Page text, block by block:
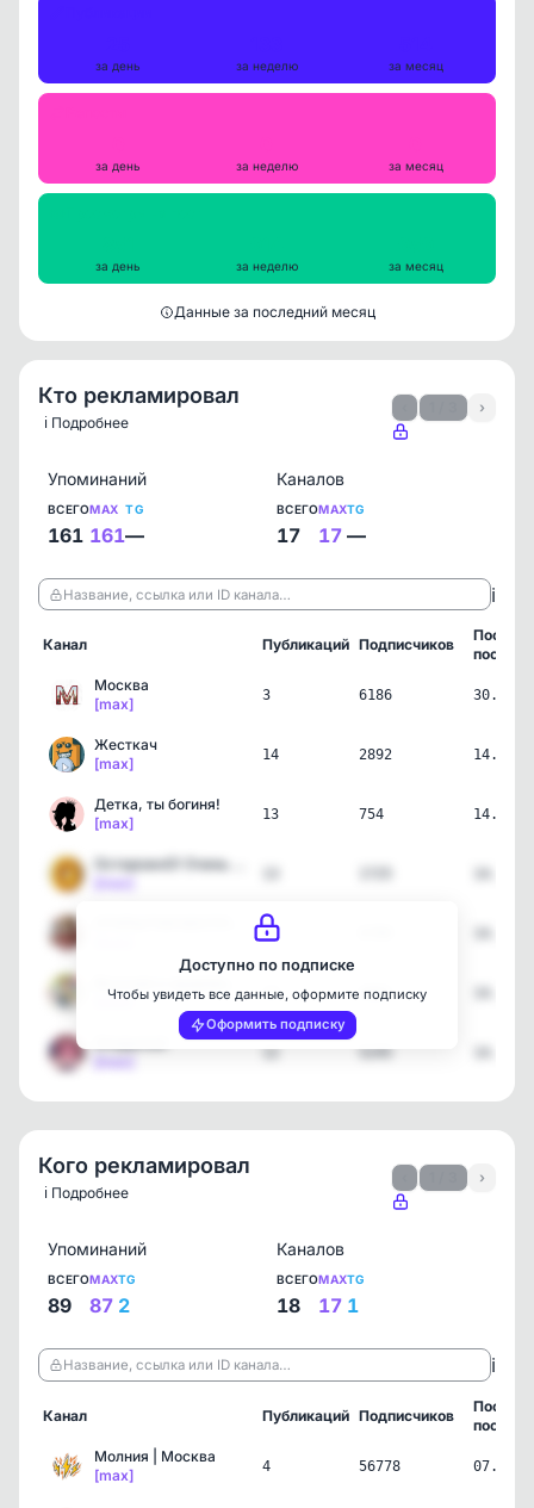
за день за неделю за месяц
за день за неделю за месяц
за день за неделю за месяц
Данные за последний месяц
Кто рекламировал
ℹ️ Подробнее
›
Упоминаний
ВСЕГО
161
MAX
161
TG
—
Каналов
ВСЕГО
17
MAX
17
TG
—
Название, ссылка или ID канала… ℹ️
Канал Публикаций Подписчиков
пост
Москва
[max]
3 6186
Жесткач
[max]
14 2892
Детка, ты богиня!
[max]
13 754
14
[max]
13 4081
12 5245
Доступно по подписке
Чтобы увидеть все данные, оформите подписку
Оформить подписку
Кого рекламировал
ℹ️ Подробнее
›
Упоминаний
ВСЕГО
89
MAX
87
TG
2
Каналов
ВСЕГО
18
MAX
17
TG
1
Название, ссылка или ID канала… ℹ️
Канал Публикаций Подписчиков
пост
Молния | Москва
[max]
4 56778